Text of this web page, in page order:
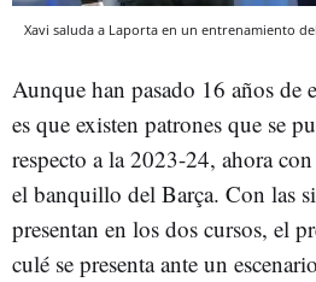
Xavi saluda a Laporta en un entrenamiento
Aunque han pasado 16 años de
es que existen patrones que se
respecto a la 2023-24, ahora con
el banquillo del Barça. Con las
presentan en los dos cursos, el
culé se presenta ante un